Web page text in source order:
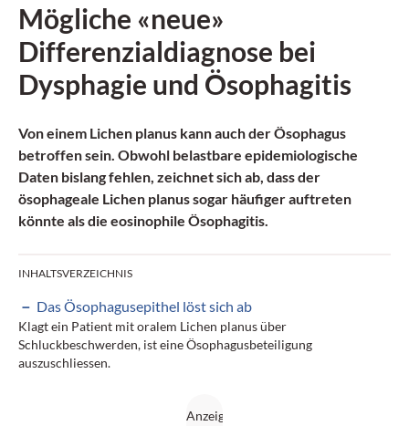
Mögliche «neue»
Differenzialdiagnose bei
Dysphagie und Ösophagitis
Von einem Lichen planus kann auch der Ösophagus
betroffen sein. Obwohl belastbare epidemiologische
Daten bislang fehlen, zeichnet sich ab, dass der
ösophageale Lichen planus sogar häufiger auftreten
könnte als die eosinophile Ösophagitis.
INHALTSVERZEICHNIS
Das Ösophagusepithel löst sich ab
Klagt ein Patient mit oralem Lichen planus über
Schluckbeschwerden, ist eine Ösophagusbeteiligung
auszuschliessen.